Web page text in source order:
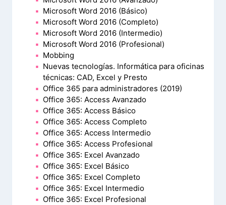
Microsoft Word 2016 (Básico)
Microsoft Word 2016 (Completo)
Microsoft Word 2016 (Intermedio)
Microsoft Word 2016 (Profesional)
Mobbing
Nuevas tecnologías. Informática para oficinas
técnicas: CAD, Excel y Presto
Office 365 para administradores (2019)
Office 365: Access Avanzado
Office 365: Access Básico
Office 365: Access Completo
Office 365: Access Intermedio
Office 365: Access Profesional
Office 365: Excel Avanzado
Office 365: Excel Básico
Office 365: Excel Completo
Office 365: Excel Intermedio
Office 365: Excel Profesional